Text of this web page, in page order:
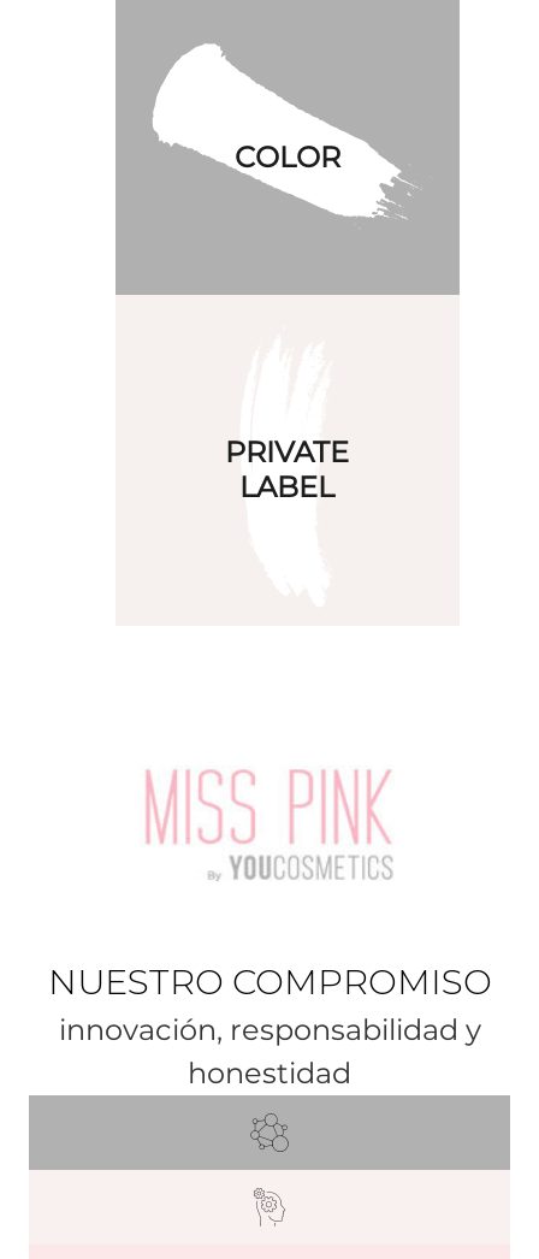
COLOR
Esmalte de uñas creado con materias
primas de origen biológico.
Posibilidad de formular cualquier
color.
Leer más
PRIVATE
LABEL
que buscas y nosotros nos
adaptamos a tus necesidades tanto
NUESTRO COMPROMISO
innovación, responsabilidad y
honestidad